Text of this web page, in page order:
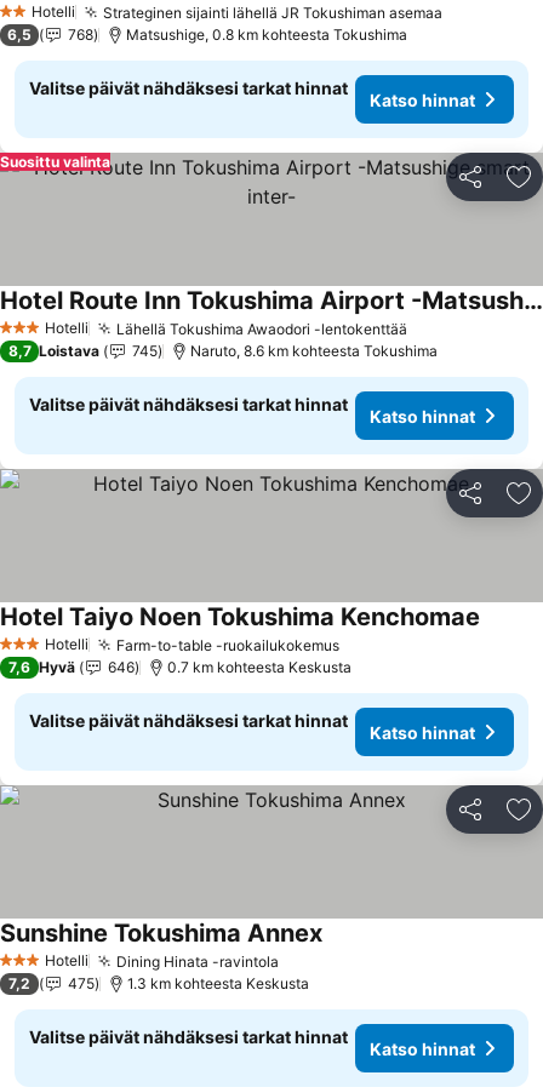
2 Tähtiluokitus
Hotelli Strateginen sijainti lähellä JR Tokushiman asemaa
6,5 768 Matsushige, 0.8 km kohteesta Tokushima
Valitse päivät nähdäksesi tarkat hinnat
Katso hinnat
Jaa
Suosittu valinta
3 Tähtiluokitus
Hotelli Lähellä Tokushima Awaodori -lentokenttää
Hotel Route Inn Tokushima Airport -Matsushige smart inter-
8,7 Loistava 745 Naruto, 8.6 km kohteesta Tokushima
Valitse päivät nähdäksesi tarkat hinnat
Katso hinnat
Jaa
3 Tähtiluokitus
Hotelli Farm-to-table -ruokailukokemus
Hotel Taiyo Noen Tokushima Kenchomae
7,6 Hyvä 646 0.7 km kohteesta Keskusta
Valitse päivät nähdäksesi tarkat hinnat
Katso hinnat
Jaa
3 Tähtiluokitus
Hotelli Dining Hinata -ravintola
Sunshine Tokushima Annex
7,2 475 1.3 km kohteesta Keskusta
Valitse päivät nähdäksesi tarkat hinnat
Katso hinnat